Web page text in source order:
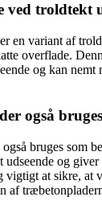
ved troldtekt
en variant af
overflade.
og kan nemt
også
bruges som
udseende og
vigtigt at sikre, at
af